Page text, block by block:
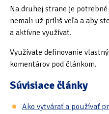
Na druhej strane je
nemali už príliš veľa a aby
a aktívne využívať.
Využívate definovanie
komentárov pod článkom.
Súvisiace články
Ako vytvárať a používať